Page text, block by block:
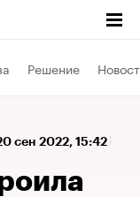
Решение
сен 2022, 15:42